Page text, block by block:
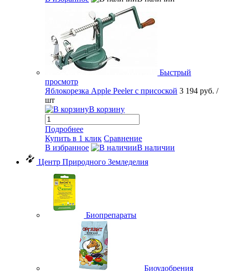
Быстрый
просмотр
Яблокорезка Apple Peeler с присоской 3 194 руб. /
шт
В корзину
Подробнее
Купить в 1 клик Сравнение
В избранное
В наличии
Центр Природного Земледелия
Биопрепараты
Биоудобрения